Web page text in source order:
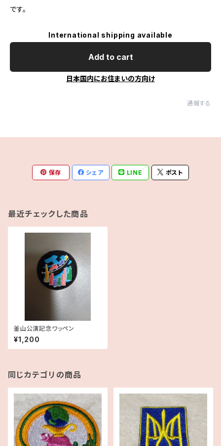
です。
International shipping available
Add to cart
日本国内にお住まいの方向け
通報する
保存 シェア LINE ポスト
最近チェックした商品
釜山公演記念ワッペン
¥1,200
同じカテゴリの商品